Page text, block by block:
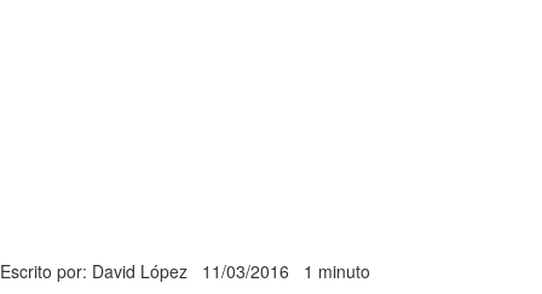
Escrito por: David López 11/03/2016 1 minuto